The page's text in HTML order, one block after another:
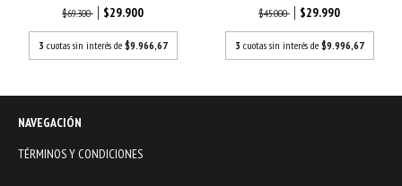
$69.300
$29.900
3 cuotas sin interés de $9.966,67
$45.000
$29.990
3 cuotas sin interés de $9.996,67
NAVEGACIÓN
TÉRMINOS Y CONDICIONES